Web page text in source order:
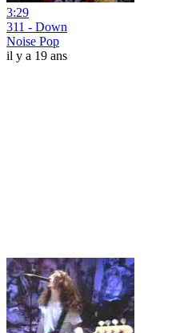
3:29
311 - Down
Noise Pop
il y a 19 ans